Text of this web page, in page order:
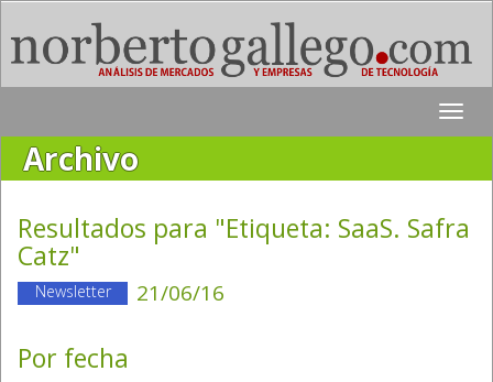
Toggle
Archivo
Resultados para "Etiqueta: SaaS. Safra
Catz"
Newsletter 21/06/16
Por fecha